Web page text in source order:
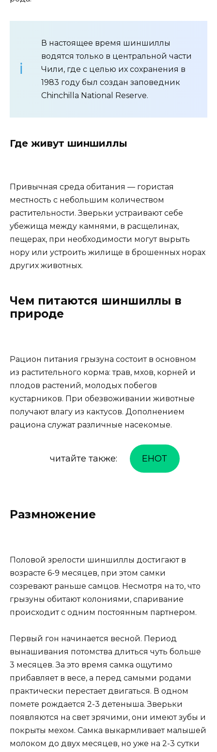
В настоящее время шиншиллы
водятся только в центральной части
Чили, где с целью их сохранения в
1983 году был создан заповедник
Chinchilla National Reserve.
Где живут шиншиллы
Привычная среда обитания — гористая
местность с небольшим количеством
растительности. Зверьки устраивают себе
убежища между камнями, в расщелинах,
пещерах, при необходимости могут вырыть
нору или устроить жилище в брошенных норах
других животных.
Чем питаются шиншиллы в
природе
Рацион питания грызуна состоит в основном
из растительного корма: трав, мхов, корней и
плодов растений, молодых побегов
кустарников. При обезвоживании животные
получают влагу из кактусов. Дополнением
рациона служат различные насекомые.
читайте также: ЕНОТ
Размножение
Половой зрелости шиншиллы достигают в
возрасте 6-9 месяцев, при этом самки
созревают раньше самцов. Несмотря на то, что
грызуны обитают колониями, спаривание
происходит с одним постоянным партнером.
Первый гон начинается весной. Период
вынашивания потомства длиться чуть больше
3 месяцев. За это время самка ощутимо
прибавляет в весе, а перед самыми родами
практически перестает двигаться. В одном
помете рождается 2-3 детеныша. Зверьки
появляются на свет зрячими, они имеют зубы и
покрыты мехом. Самка выкармливает малышей
молоком до двух месяцев, но уже на 2-3 сутки